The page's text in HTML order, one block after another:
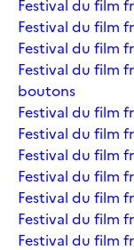
Festival du film
Festival du film
Festival du film
Festival du film
boutons
Festival du film
Festival du film
Festival du film
Festival du film
Festival du film
Festival du film
Festival du film